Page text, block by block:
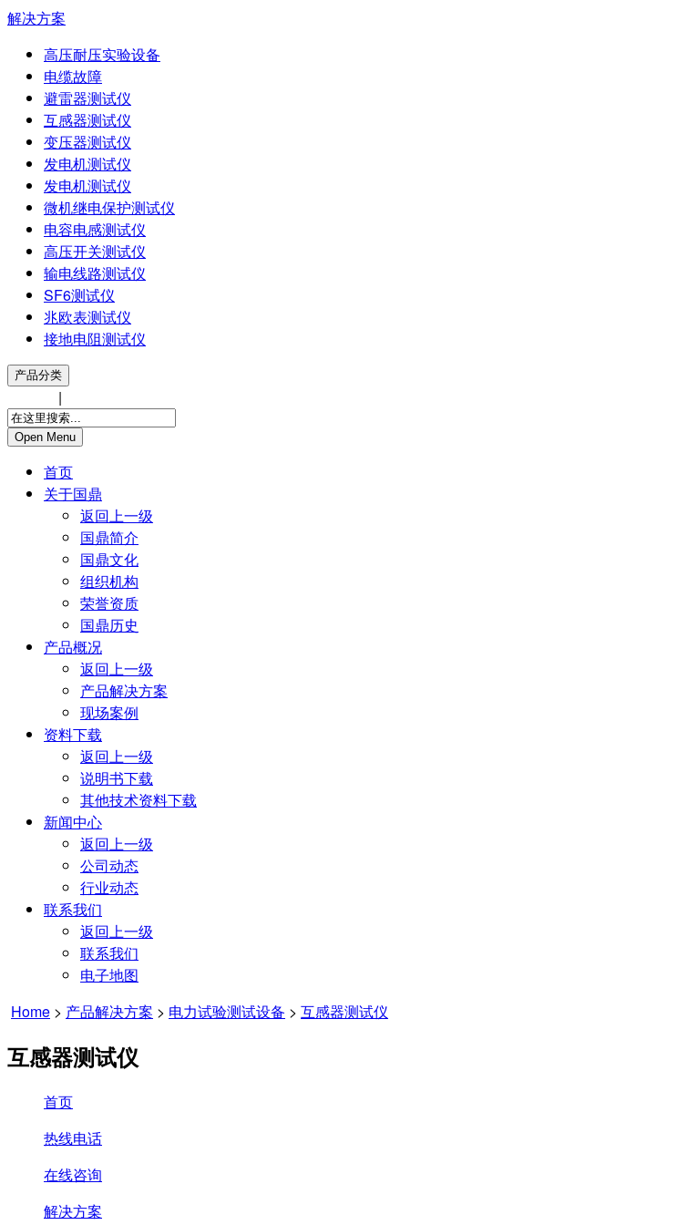
解决方案
高压耐压实验设备
电缆故障
避雷器测试仪
互感器测试仪
变压器测试仪
发电机测试仪
发电机测试仪
微机继电保护测试仪
电容电感测试仪
高压开关测试仪
输电线路测试仪
SF6测试仪
兆欧表测试仪
接地电阻测试仪
产品分类
|
Open Menu
首页
关于国鼎
返回上一级
国鼎简介
国鼎文化
组织机构
荣誉资质
国鼎历史
产品概况
返回上一级
产品解决方案
现场案例
资料下载
返回上一级
说明书下载
其他技术资料下载
新闻中心
返回上一级
公司动态
行业动态
联系我们
返回上一级
联系我们
电子地图
Home > 产品解决方案 > 电力试验测试设备 > 互感器测试仪
互感器测试仪
首页
热线电话
在线咨询
解决方案